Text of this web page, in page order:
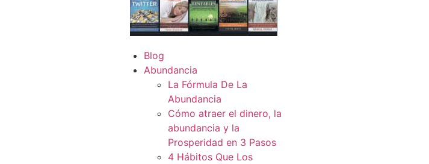
Blog
Abundancia
La Fórmula De La
Abundancia
Cómo atraer el dinero, la
abundancia y la
Prosperidad en 3 Pasos
4 Hábitos Que Los